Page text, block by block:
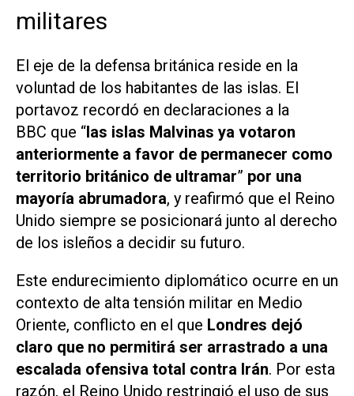
militares
El eje de la defensa británica reside en la
voluntad de los habitantes de las islas. El
portavoz recordó en declaraciones a la
BBC que “las islas Malvinas ya votaron
anteriormente a favor de permanecer como
territorio británico de ultramar” por una
mayoría abrumadora, y reafirmó que el Reino
Unido siempre se posicionará junto al derecho
de los isleños a decidir su futuro.
Este endurecimiento diplomático ocurre en un
contexto de alta tensión militar en Medio
Oriente, conflicto en el que Londres dejó
claro que no permitirá ser arrastrado a una
escalada ofensiva total contra Irán. Por esta
razón, el Reino Unido restringió el uso de sus